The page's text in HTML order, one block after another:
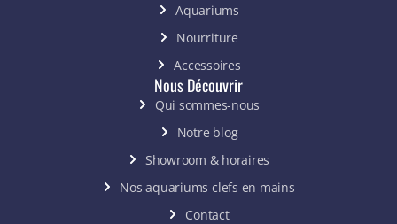
Aquariums
Nourriture
Accessoires
Nous Découvrir
Qui sommes-nous
Notre blog
Showroom & horaires
Nos aquariums clefs en mains
Contact